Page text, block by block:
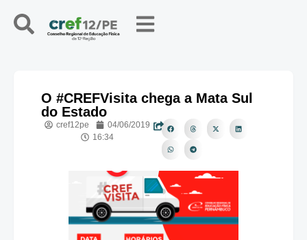
O #CREFVisita chega a Mata Sul
do Estado
cref12pe
04/06/2019
16:34